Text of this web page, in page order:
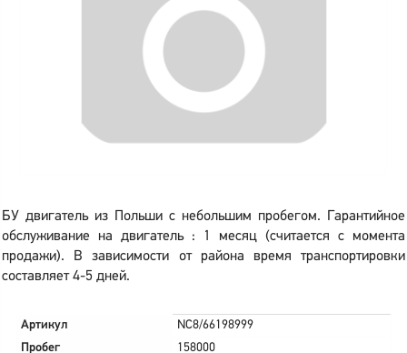
БУ двигатель из Польши с небольшим пробегом. Гарантийное
обслуживание на двигатель : 1 месяц (считается с момента
продажи). В зависимости от района время транспортировки
составляет 4-5 дней.
Артикул
NC8/66198999
Пробег
158000